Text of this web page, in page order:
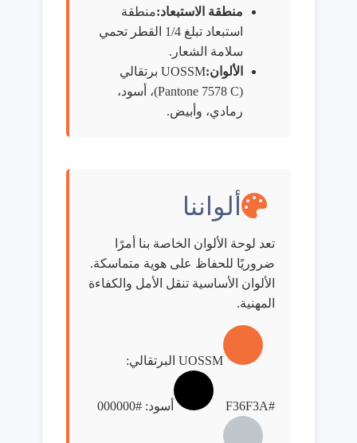
منطقة الاستبعاد:منطقة
استبعاد تبلغ 1/4 القطر تحمي
سلامة الشعار.
الألوان:
UOSSM برتقالي
(Pantone 7578 C)، أسود،
رمادي، وأبيض.
ألواننا
تعد لوحة الألوان الخاصة بنا أمرًا
ضروريًا للحفاظ على هوية متماسكة.
الألوان الأساسية تنقل الأمل والكفاءة
المهنية.
UOSSM البرتقالي:
#F36F3A أسود: #000000